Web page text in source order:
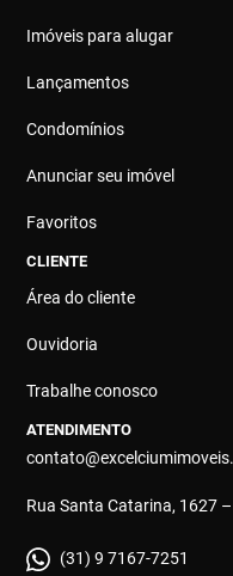
Imóveis para alugar
Lançamentos
Condomínios
Anunciar seu imóvel
Favoritos
CLIENTE
Área do cliente
Ouvidoria
Trabalhe conosco
ATENDIMENTO
Rua Santa Catarina, 1627
(31) 9 7167-7251